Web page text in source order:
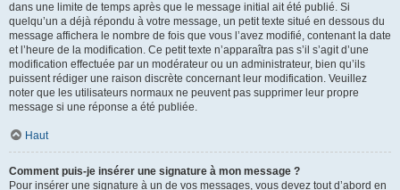
dans une limite de temps après que le message initial ait été publié. Si
quelqu’un a déjà répondu à votre message, un petit texte situé en dessous du
message affichera le nombre de fois que vous l’avez modifié, contenant la date
et l’heure de la modification. Ce petit texte n’apparaîtra pas s’il s’agit d’une
modification effectuée par un modérateur ou un administrateur, bien qu’ils
puissent rédiger une raison discrète concernant leur modification. Veuillez
noter que les utilisateurs normaux ne peuvent pas supprimer leur propre
message si une réponse a été publiée.
Haut
Comment puis-je insérer une signature à mon message ?
Pour insérer une signature à un de vos messages, vous devez tout d’abord en